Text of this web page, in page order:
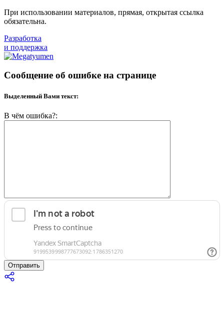
При использовании материалов, прямая, открытая ссылка
обязательна.
Разработка
и поддержка
Сообщение об ошибке на странице
Выделенный Вами текст:
В чём ошибка?:
Отправить